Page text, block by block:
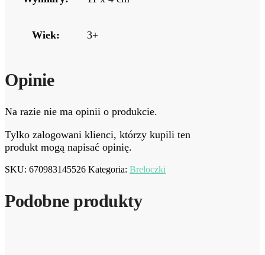
Wiek: 3+
Opinie
Na razie nie ma opinii o produkcie.
Tylko zalogowani klienci, którzy kupili ten
produkt mogą napisać opinię.
SKU: 670983145526 Kategoria: Breloczki
Podobne produkty